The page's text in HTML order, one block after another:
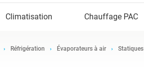
Climatisation Chauffage PAC
Réfrigération Évaporateurs à air Statiques